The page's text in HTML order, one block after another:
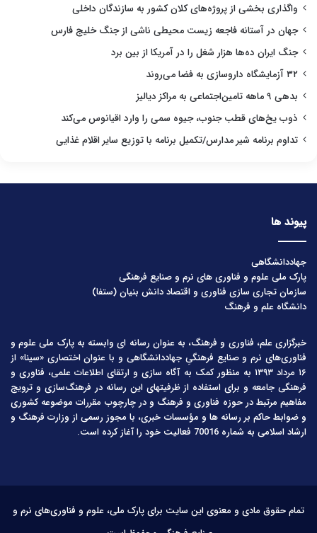
واگذاری بخشی از پروژه‌های کلان کشور به سازندگان داخلی
جهان در آستانه فاجعه زیست محیطی ناشی از جنگ خلیج فارس
جنگ ایران ده‌ها هزار شغل را در آمریکا از بین برد
۳۲ آزمایشگاه داروسازی به فضا می‌روند
بدهی ۹ ماهه تامین‌اجتماعی به مراکز دیالیز
ذوب یخ‌های قطب جنوب، جیوه سمی را وارد اقیانوس می‌کند
تداوم برنامه شیر مدارس/تکمیل برنامه با توزیع سایر اقلام غذایی
پیوند ها
جهاددانشگاهی
پارک ملی علوم و فناوری های نرم و صنایع فرهنگی
سازمان تجاری سازی فناوری و اقتصاد دانش بنیان (ستفا)
دانشگاه علم و فرهنگ
خبرگزاری علم، فناوری و فرهنگ، به عنوان رسانه ای وابسته به پارک ملی علوم و
فناوری‌های نرم و صنایع فرهنگیِ جهاددانشگاهی و با عنوان اختصاری «سینا» از
۱۶ مرداد ۱۳۹۳ به منظور کمک به آگاه سازی و ارتقای اطلاعات علمی، فناوری و
فرهنگی جامعه و برای استفاده از ظرفیتهای این رسانه در فرهنگ‌سازی و ترویج
مفاهیم مرتبط در حوزه فناوری و فرهنگ و در چارچوب مقررات موضوعه کشوری
و ضوابط حاکم بر رسانه ها و مؤسسات خبری، با مجوز رسمی از وزارت فرهنگ و
ارشاد اسلامی به شماره 70016 فعالیت خود را آغاز کرده است.
تمام حقوق مادی و معنوی این سایت برای پارک ملی، علوم و فناوری‌های نرم و